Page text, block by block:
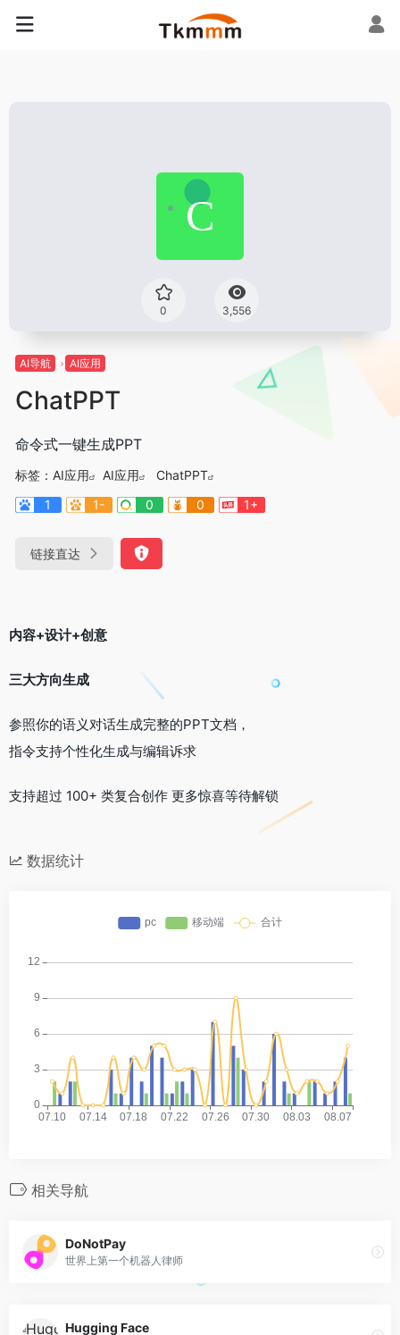
0 3,556
AI导航 AI应用
ChatPPT
命令式一键生成PPT
标签： AI应用 AI应用
ChatPPT
1
1- 0 0 1+
链接直达
内容+设计+创意
三大方向生成
参照你的语义对话生成完整的PPT文档，
指令支持个性化生成与编辑诉求
支持超过 100+ 类复合创作 更多惊喜等待解锁
数据统计
相关导航
DoNotPay
世界上第一个机器人律师
Hugging Face